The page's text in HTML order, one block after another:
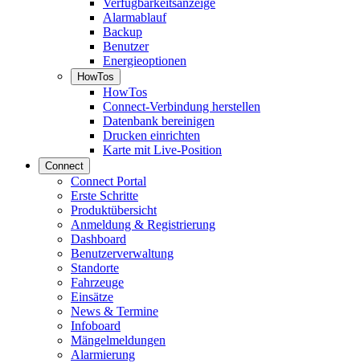
Verfügbarkeitsanzeige
Alarmablauf
Backup
Benutzer
Energieoptionen
HowTos
HowTos
Connect-Verbindung herstellen
Datenbank bereinigen
Drucken einrichten
Karte mit Live-Position
Connect
Connect Portal
Erste Schritte
Produktübersicht
Anmeldung & Registrierung
Dashboard
Benutzerverwaltung
Standorte
Fahrzeuge
Einsätze
News & Termine
Infoboard
Mängelmeldungen
Alarmierung